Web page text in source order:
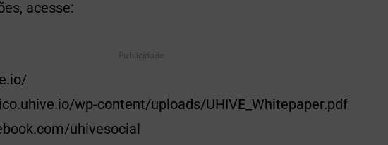
acesse:
Publicidade
wp-content/uploads/UHIVE_Whitepaper.pdf
uhivesocial